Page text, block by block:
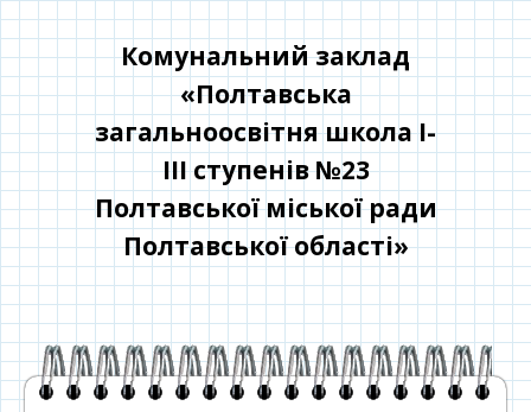
до
контенту
Комунальний заклад
«Полтавська
загальноосвітня школа І-
ІІІ ступенів №23
Полтавської міської ради
Полтавської області»
Головний
сайдбар